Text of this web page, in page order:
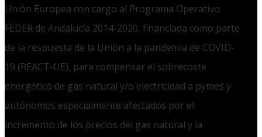
Unión Europea con cargo al Programa Operativo
FEDER de Andalucía 2014-2020, financiada como parte
de la respuesta de la Unión a la pandemia de COVID-
19 (REACT-UE), para compensar el sobrecoste
energético de gas natural y/o electricidad a pymes y
autónomos especialmente afectados por el
incremento de los precios del gas natural y la